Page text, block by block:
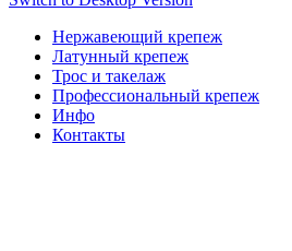
Нержавеющий крепеж
Латунный крепеж
Трос и такелаж
Профессиональный крепеж
Инфо
Контакты